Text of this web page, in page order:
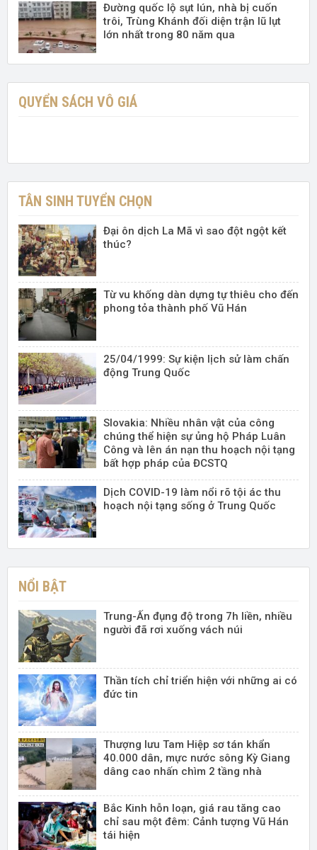
Đường quốc lộ sụt lún, nhà bị cuốn
trôi, Trùng Khánh đối diện trận lũ lụt
lớn nhất trong 80 năm qua
QUYỂN SÁCH VÔ GIÁ
TÂN SINH TUYỂN CHỌN
Đại ôn dịch La Mã vì sao đột ngột kết
thúc?
Từ vu khống dàn dựng tự thiêu cho đến
phong tỏa thành phố Vũ Hán
25/04/1999: Sự kiện lịch sử làm chấn
động Trung Quốc
Slovakia: Nhiều nhân vật của công
chúng thể hiện sự ủng hộ Pháp Luân
Công và lên án nạn thu hoạch nội tạng
bất hợp pháp của ĐCSTQ
Dịch COVID-19 làm nổi rõ tội ác thu
hoạch nội tạng sống ở Trung Quốc
NỔI BẬT
Trung-Ấn đụng độ trong 7h liền, nhiều
người đã rơi xuống vách núi
Thần tích chỉ triển hiện với những ai có
đức tin
Thượng lưu Tam Hiệp sơ tán khẩn
40.000 dân, mực nước sông Kỳ Giang
dâng cao nhấn chìm 2 tầng nhà
Bắc Kinh hỗn loạn, giá rau tăng cao
chỉ sau một đêm: Cảnh tượng Vũ Hán
tái hiện